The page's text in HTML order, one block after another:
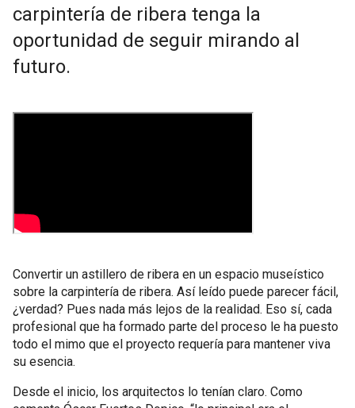
carpintería de ribera tenga la
oportunidad de seguir mirando al
futuro.
Convertir un astillero de ribera en un espacio museístico
sobre la carpintería de ribera. Así leído puede parecer fácil,
¿verdad? Pues nada más lejos de la realidad. Eso sí, cada
profesional que ha formado parte del proceso le ha puesto
todo el mimo que el proyecto requería para mantener viva
su esencia.
Desde el inicio, los arquitectos lo tenían claro. Como